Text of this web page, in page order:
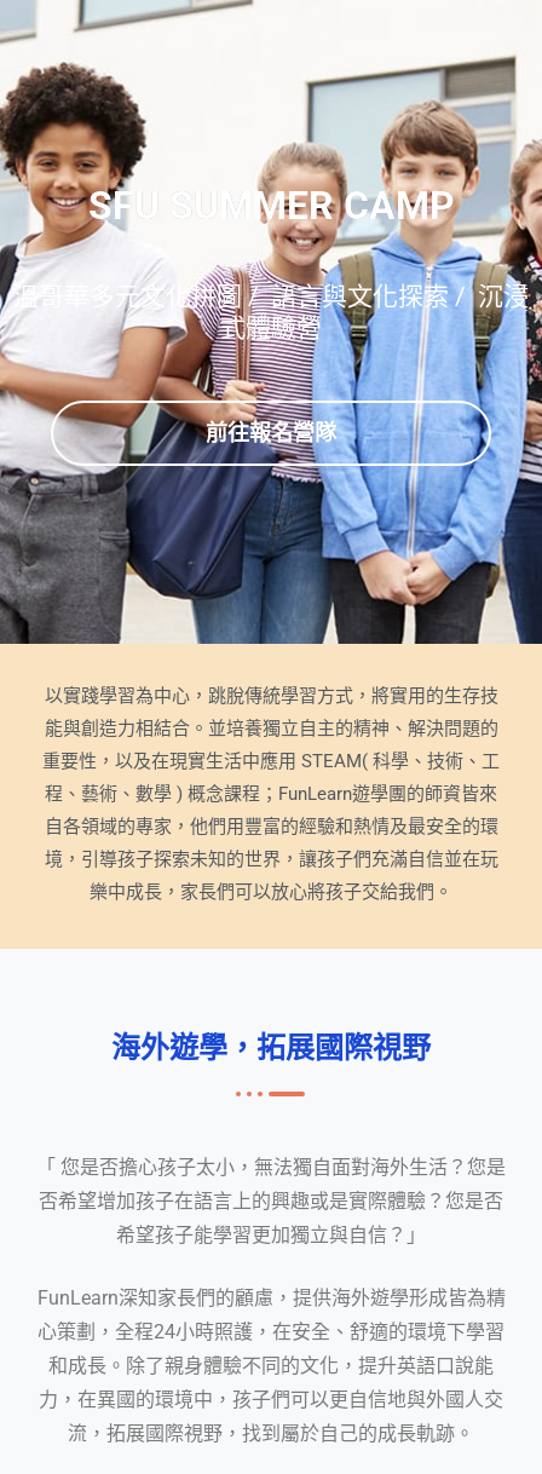
SFU SUMMER CAMP
溫哥華多元文化拼圖 / 語言與文化探索 / 沉浸
式體驗營
前往報名營隊
以實踐學習為中心，跳脫傳統學習方式，將實用的生存技
能與創造力相結合。並培養獨立自主的精神、解決問題的
重要性，以及在現實生活中應用 STEAM( 科學、技術、工
程、藝術、數學 ) 概念課程； FunLearn遊學團的師資皆來
自各領域的專家，他們用豐富的經驗和熱情及最安全的環
境，引導孩子探索未知的世界，讓孩子們充滿自信並在玩
樂中成長，家長們可以放心將孩子交給我們。
海外遊學，拓展國際視野
「 您是否擔心孩子太小，無法獨自面對海外生活？您是
否希望增加孩子在語言上的興趣或是實際體驗？您是否
希望孩子能學習更加獨立與自信？」
FunLearn深知家長們的顧慮，提供海外遊學形成皆為精
心策劃，全程24小時照護，在安全、舒適的環境下學習
和成長。除了親身體驗不同的文化，提升英語口說能
力，在異國的環境中，孩子們可以更自信地與外國人交
流，拓展國際視野，找到屬於自己的成長軌跡。